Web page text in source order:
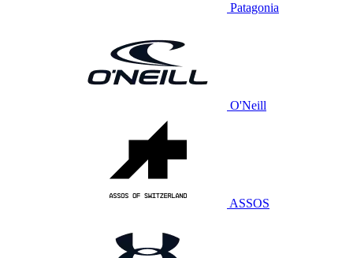
Patagonia
O'Neill
ASSOS